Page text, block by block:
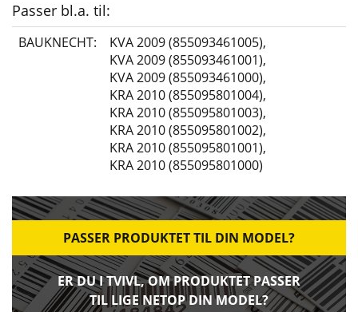
Passer bl.a. til:
BAUKNECHT: KVA 2009 (855093461005),
KVA 2009 (855093461001),
KVA 2009 (855093461000),
KRA 2010 (855095801004),
KRA 2010 (855095801003),
KRA 2010 (855095801002),
KRA 2010 (855095801001),
KRA 2010 (855095801000)
PASSER PRODUKTET TIL DIN MODEL?
ER DU I TVIVL, OM PRODUKTET PASSER
TIL LIGE NETOP DIN MODEL?